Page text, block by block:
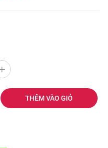
THÊM VÀO GIỎ